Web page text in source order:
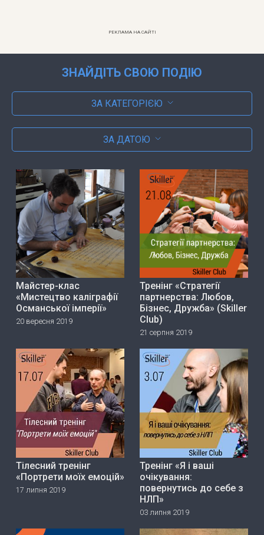
РЕКЛАМА НА САЙТІ
ЗНАЙДІТЬ СВОЮ ПОДІЮ
ЗА КАТЕГОРІЄЮ
ЗА ДАТОЮ
Майстер-клас
«Мистецтво каліграфії
Османської імперії»
20 вересня 2019
Тренінг «Стратегії
партнерства: Любов,
Бізнес, Дружба» (Skiller
Club)
21 серпня 2019
Тілесний тренінг
«Портрети моїх емоцій»
17 липня 2019
Тренінг «Я і ваші
очікування:
повернутись до себе з
НЛП»
03 липня 2019